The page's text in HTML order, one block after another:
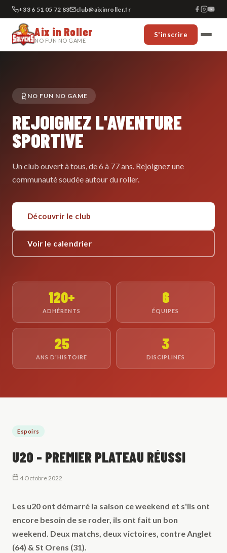
+33 6 51 05 72 83 club@aixinroller.fr
Aix in Roller
NO FUN NO GAME
S'inscrire
NO FUN NO GAME
REJOIGNEZ L'AVENTURE
SPORTIVE
Un club ouvert à tous, de 6 à 77 ans. Rejoignez une
communauté soudée autour du roller.
Découvrir le club
Voir le calendrier
120+
ADHÉRENTS
6
ÉQUIPES
25
ANS D'HISTOIRE
3
DISCIPLINES
Espoirs
U20 - PREMIER PLATEAU RÉUSSI
4 Octobre 2022
Les u20 ont démarré la saison ce weekend et s'ils ont
encore besoin de se roder, ils ont fait un bon
weekend. Deux matchs, deux victoires, contre Anglet
(64) & St Orens (31).